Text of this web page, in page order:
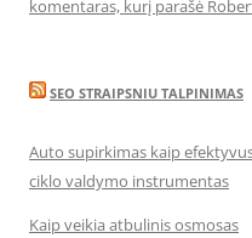
komentaras, kurį parašė
SEO STRAIPSNIU TALPINIMAS
Auto supirkimas kaip
ciklo valdymo instrumentas
Kaip veikia atbulinis osmosas